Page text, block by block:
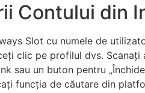
Contului din
Slot cu numele de
clic pe profilul dvs. Scanați
sau un buton pentru
funcția de căutare din